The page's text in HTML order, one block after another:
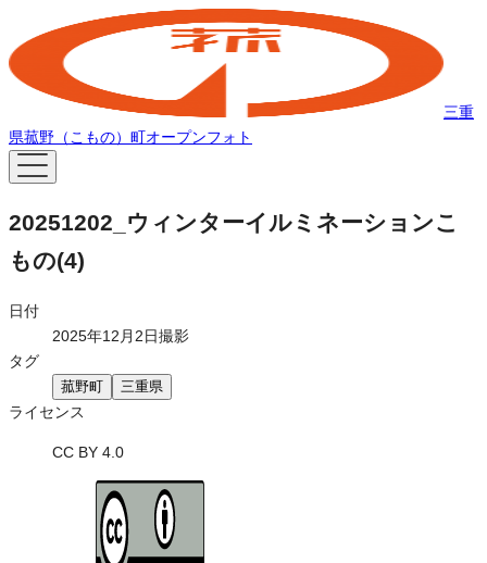
三重
県菰野（こもの）町オープンフォト
20251202_ウィンターイルミネーションこ
もの(4)
日付
2025年12月2日撮影
タグ
菰野町 三重県
ライセンス
CC BY 4.0